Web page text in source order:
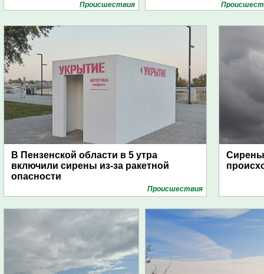
Проиcшествия
В Пензенской области в 5 утра
включили сирены из-за ракетной
опасности
Проиcшествия
Сирены